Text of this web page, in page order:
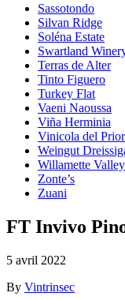
Sassotondo
Silvan Ridge
Soléna Estate
Swartland
Terras de Alter
Tinto Figuero
Turkey Flat
Vaeni Naoussa
Viña Herminia
Vinicola del
Weingut
Willamette
Zonte’s
Zuani
FT Invivo
5 avril 2022
By Vintrinsec